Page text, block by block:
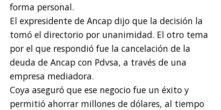
forma personal.
El expresidente de Ancap dijo que la decisión la
tomó el directorio por unanimidad. El otro tema
por el que respondió fue la cancelación de la
deuda de Ancap con Pdvsa, a través de una
empresa mediadora.
Coya aseguró que ese negocio fue un éxito y
permitió ahorrar millones de dólares, al tiempo